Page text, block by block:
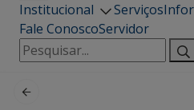
Institucional Serviços
Fale ConoscoServidor
Pesquisar
por: